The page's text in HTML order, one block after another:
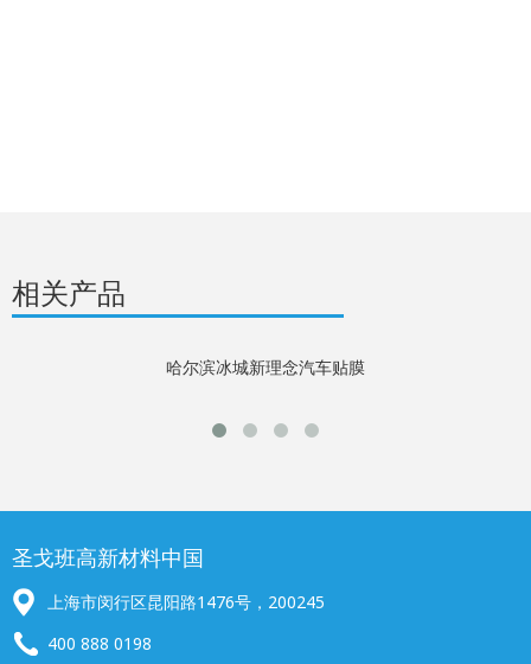
相关产品
哈尔滨冰城新理念汽车贴膜
圣戈班高新材料中国
上海市闵行区昆阳路1476号，200245
400 888 0198